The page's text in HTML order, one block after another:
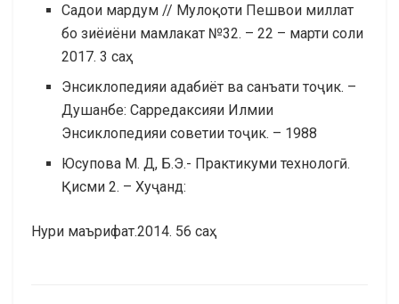
Садои мардум // Мулоқоти Пешвои миллат
бо зиёиёни мамлакат №32. – 22 – марти соли
2017. 3 саҳ.
Энсиклопедияи адабиёт ва санъати тоҷик. –
Душанбе: Сарредаксияи Илмии
Энсиклопедияи советии тоҷик. – 1988
Юсупова М. Д, Б.Э.- Практикуми технологӣ.
Қисми 2. – Хуҷанд:
Нури маърифат.2014. 56 саҳ